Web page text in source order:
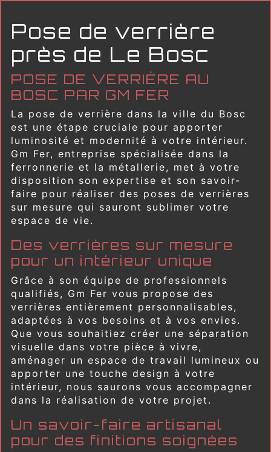
Pose de verrière
près de Le Bosc
POSE DE VERRIÈRE AU
BOSC PAR GM FER
La pose de verrière dans la ville du Bosc
est une étape cruciale pour apporter
luminosité et modernité à votre intérieur.
Gm Fer, entreprise spécialisée dans la
ferronnerie et la métallerie, met à votre
disposition son expertise et son savoir-
faire pour réaliser des poses de verrières
sur mesure qui sauront sublimer votre
espace de vie.
Des verrières sur mesure
pour un intérieur unique
Grâce à son équipe de professionnels
qualifiés, Gm Fer vous propose des
verrières entièrement personnalisables,
adaptées à vos besoins et à vos envies.
Que vous souhaitiez créer une séparation
visuelle dans votre pièce à vivre,
aménager un espace de travail lumineux ou
apporter une touche design à votre
intérieur, nous saurons vous accompagner
dans la réalisation de votre projet.
Un savoir-faire artisanal
pour des finitions soignées